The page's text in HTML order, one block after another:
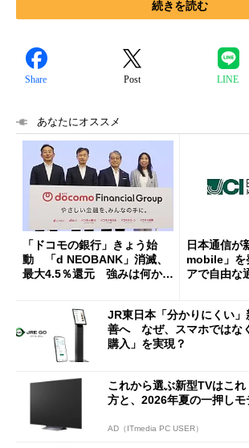
続きを読む
Share Post LINE
あなたにオススメ
「ドコモの銀行」きょう始
動 「d NEOBANK」消滅、
最大4.5％還元 強みは何か解
日本通信が
mobile」
アで自由な
JR東日本「分かりにくい
善へ なぜ、スマホではな
購入」を実現？
これから選ぶ新型TVはこ
方と、2026年夏の一押しモ
AD（ITmedia PC USER）